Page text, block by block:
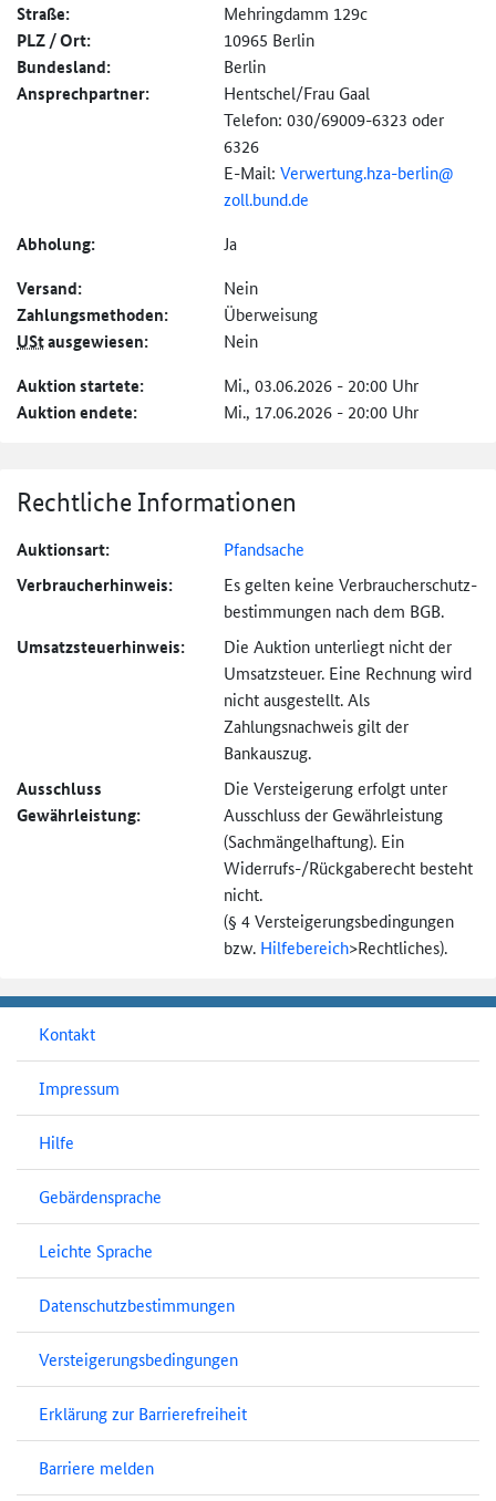
Straße: Mehringdamm 129c
PLZ / Ort: 10965 Berlin
Bundesland: Berlin
Ansprechpartner:
Hentschel/Frau Gaal
Telefon: 030/69009-6323 oder
6326
E-Mail: Verwertung.hza-berlin@
zoll.bund.de
Abholung: Ja
Versand: Nein
Zahlungs­methoden: Überweisung
UStausgewiesen: Nein
Auktion startete: Mi., 03.06.2026 - 20:00 Uhr
Auktion endete: Mi., 17.06.2026 - 20:00 Uhr
Rechtliche Informationen
Auktionsart: Pfandsache
Verbraucher­hinweis:
Es gelten keine Verbraucher­schutz­
bestimmungen nach dem BGB.
Umsatzsteuer­hinweis:
Die Auktion unterliegt nicht der
Umsatzsteuer. Eine Rechnung wird
nicht ausgestellt. Als
Zahlungsnachweis gilt der
Bankauszug.
Ausschluss
Gewährleistung:
Die Versteigerung erfolgt unter
Ausschluss der Gewährleistung
(Sachmängel­haftung). Ein
Widerrufs-/Rückgaberecht besteht
nicht.
(§ 4 Versteigerungs­bedingungen
bzw. Hilfebereich>Rechtliches).
Kontakt
Impressum
Hilfe
Gebärdensprache
Leichte Sprache
Datenschutzbestimmungen
Versteigerungsbedingungen
Erklärung zur Barrierefreiheit
Barriere melden